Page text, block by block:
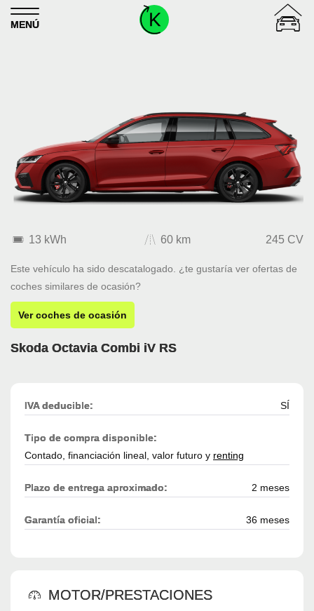
Skip to content
MENÚ
13 kWh 60 km 245 CV
Este vehículo ha sido descatalogado. ¿te gustaría ver ofertas de
coches similares de ocasión?
Ver coches de ocasión
Skoda Octavia Combi iV RS
IVA deducible: SÍ
Tipo de compra disponible:
Contado, financiación lineal, valor futuro y renting
Plazo de entrega aproximado: 2 meses
Garantía oficial: 36 meses
MOTOR/PRESTACIONES